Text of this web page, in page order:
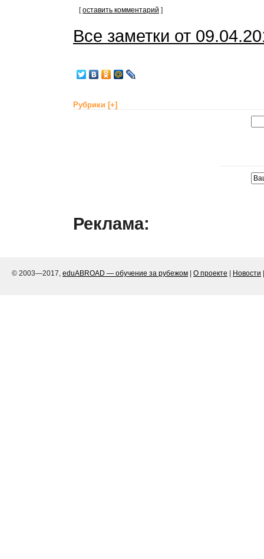
[оставить комментарий ]
Все заметки от
Рубрики [+]
Реклама:
© 2003—2017, eduABROAD — обучение за рубежом О проекте Новости